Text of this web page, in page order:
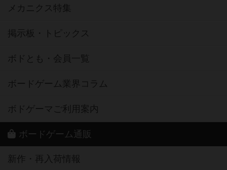
メカニクス特集
掲示板・トピックス
ボドとも・会員一覧
ボードゲーム業界コラム
ボドゲーマご利用案内
ボードゲーム通販
新作・再入荷情報